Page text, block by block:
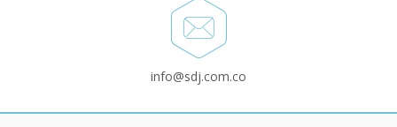
info@sdj.com.co